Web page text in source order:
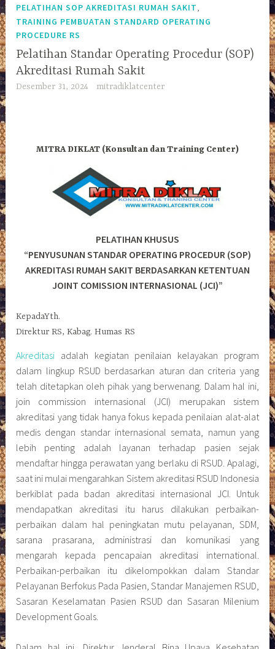
PELATIHAN SOP AKREDITASI RUMAH SAKIT,
TRAINING PEMBUATAN STANDARD OPERATING
PROCEDURE RS
Pelatihan Standar Operating Procedur (SOP)
Akreditasi Rumah Sakit
Desember 31, 2024 mitradiklatcenter
MITRA DIKLAT (Konsultan dan Training Center)
PELATIHAN KHUSUS
“PENYUSUNAN STANDAR OPERATING PROCEDUR (SOP)
AKREDITASI RUMAH SAKIT BERDASARKAN KETENTUAN
JOINT COMISSION INTERNASIONAL (JCI)”
KepadaYth.
Direktur RS, Kabag. Humas RS
Akreditasi adalah kegiatan penilaian kelayakan program
dalam lingkup RSUD berdasarkan aturan dan criteria yang
telah ditetapkan oleh pihak yang berwenang. Dalam hal ini,
join commission internasional (JCI) merupakan sistem
akreditasi yang tidak hanya fokus kepada penilaian alat-alat
medis dengan standar internasional semata, namun yang
lebih penting adalah layanan terhadap pasien sejak
mendaftar hingga perawatan yang berlaku di RSUD. Apalagi,
saat ini mulai mengarahkan Sistem akreditasi RSUD Indonesia
berkiblat pada badan akreditasi internasional JCI. Untuk
mendapatkan akreditasi itu harus dilakukan perbaikan-
perbaikan dalam hal peningkatan mutu pelayanan, SDM,
sarana prasarana, administrasi dan komunikasi yang
mengarah kepada pencapaian akreditasi international.
Perbaikan-perbaikan itu dikelompokkan dalam Standar
Pelayanan Berfokus Pada Pasien, Standar Manajemen RSUD,
Sasaran Keselamatan Pasien RSUD dan Sasaran Milenium
Development Goals.